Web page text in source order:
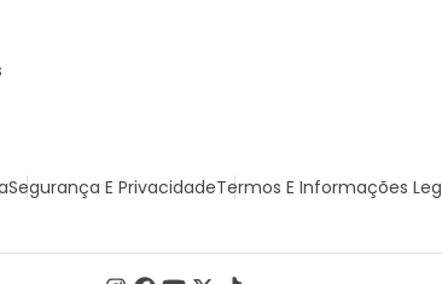
Segurança E PrivacidadeTermos E Informações